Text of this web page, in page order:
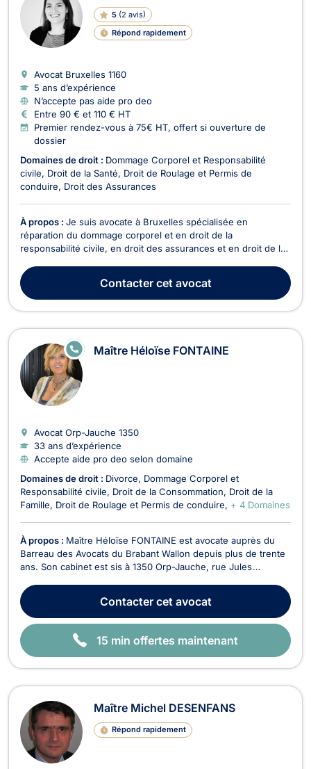
5 (2 avis)
Répond rapidement
Avocat Bruxelles 1160
5 ans d’expérience
N’accepte pas aide pro deo
Entre 90 € et 110 € HT
Premier rendez-vous à 75€ HT, offert si ouverture de
dossier
Domaines de droit : Dommage Corporel et Responsabilité
civile
Droit de la Santé
Droit de Roulage et Permis de
conduire
Droit des Assurances
À propos : Je suis avocate à Bruxelles spécialisée en
réparation du dommage corporel et en droit de la
responsabilité civile, en droit des assurances et en droit de la
représente devant le tribunal de police en tant que prévenu(e)
ou partie civile. Je suis une personne à l'écout...
Contactercet avocat
Maître Héloïse FONTAINE
E
N
LI
G
N
E
Avocat Orp-Jauche 1350
33 ans d’expérience
Accepte aide pro deo selon domaine
Domaines de droit : Divorce
Dommage Corporel et
Responsabilité civile
Droit de la Consommation
Droit de la
Famille
Droit de Roulage et Permis de conduire + 4 Domaines
À propos : Maître Héloïse FONTAINE est avocate auprès du
Barreau des Avocats du Brabant Wallon depuis plus de trente
ans. Son cabinet est sis à 1350 Orp-Jauche, rue Jules
aux accidents de roulage ou autres , à l' indemnisation de
dommages corporels , en droit de la famille...
Contactercet avocat
15 min offertes maintenant
Maître Michel DESENFANS
Répond rapidement